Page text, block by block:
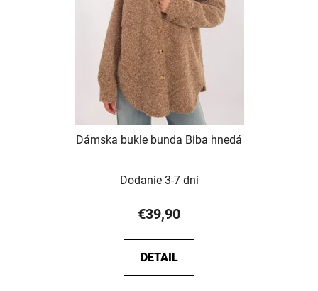
Dámska bukle bunda Biba hnedá
Dodanie 3-7 dní
€39,90
DETAIL